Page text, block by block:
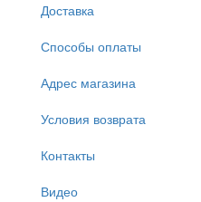
Доставка
Способы оплаты
Адрес магазина
Условия возврата
Контакты
Видео